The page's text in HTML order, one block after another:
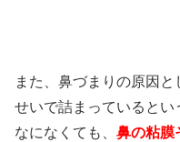
また、鼻づまりの原因
せいで詰まっていると
なになくても、 鼻の粘膜